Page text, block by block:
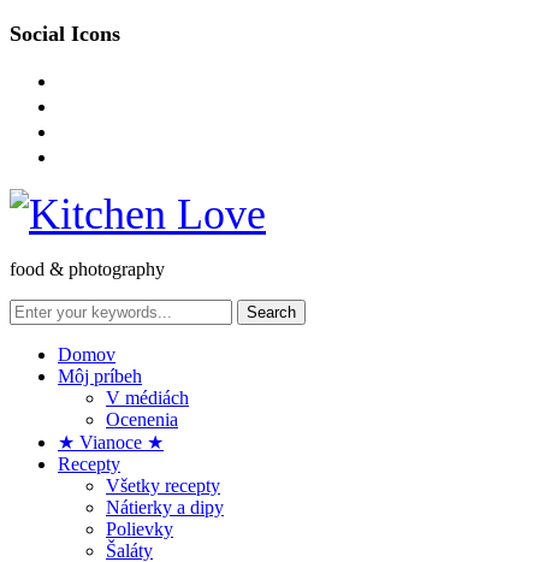
Social Icons
food & photography
Domov
Môj príbeh
V médiách
Ocenenia
★ Vianoce ★
Recepty
Všetky recepty
Nátierky a dipy
Polievky
Šaláty